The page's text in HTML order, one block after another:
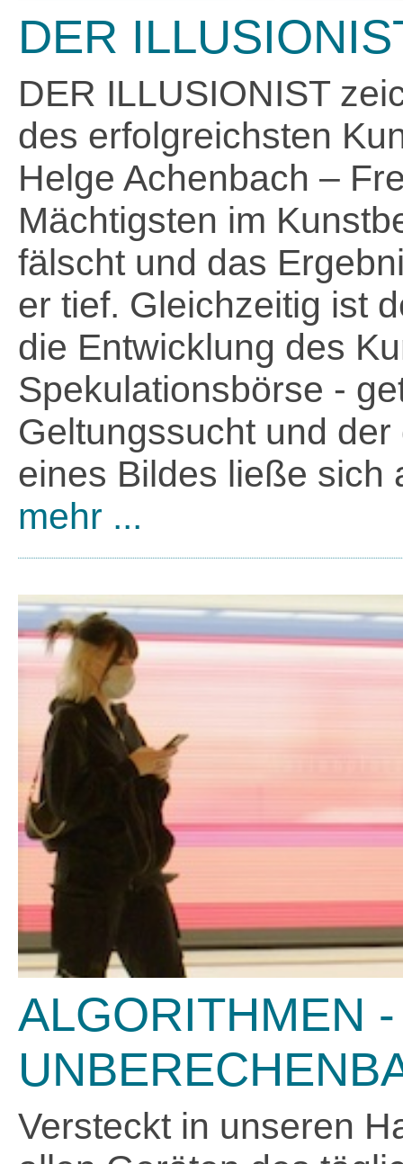
DER
DER ILLUSIONIST
des erfolgreichsten
Helge Achenbach –
Mächtigsten im
fälscht und das
er tief. Gleichzeitig ist
die Entwicklung des
Spekulationsbörse -
Geltungssucht und
eines Bildes ließe sich
mehr ...
ALGORITHMEN
Versteckt in unseren